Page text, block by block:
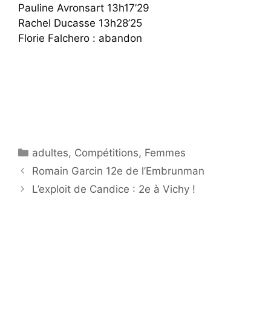
Pauline Avronsart 13h17’29
Rachel Ducasse 13h28’25
Florie Falchero : abandon
Catégories
adultes, Compétitions, Femmes
Romain Garcin 12e de l’Embrunman
L’exploit de Candice : 2e à Vichy !